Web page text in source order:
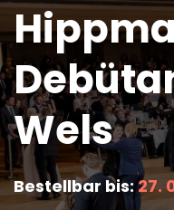
Wels
Bestellbar bis:27.